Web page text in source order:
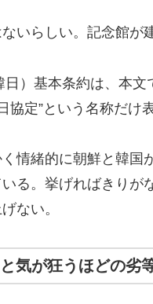
いらしい。記念館が
）基本条約は、本文
協定”という名称だけ
情緒的に朝鮮と韓国
る。挙げればきり
ない。
気が狂うほどの劣